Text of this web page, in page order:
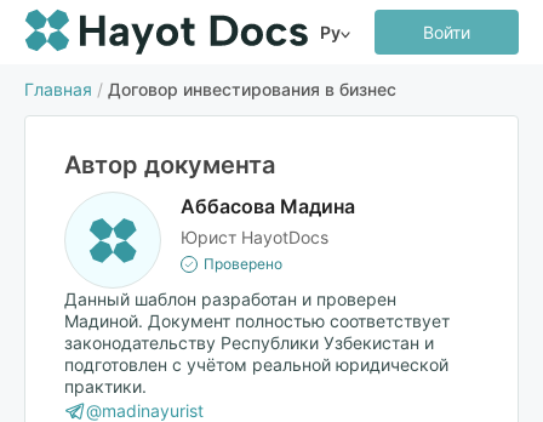
Ру Войти
Главная / Договор инвестирования в бизнес
Автор документа
Аббасова Мадина
Юрист HayotDocs
Проверено
Данный шаблон разработан и проверен
Мадиной. Документ полностью соответствует
законодательству Республики Узбекистан и
подготовлен с учётом реальной юридической
практики.
@madinayurist